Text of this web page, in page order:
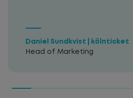
Daniel Sundkvist | kölnticket
Head of Marketing